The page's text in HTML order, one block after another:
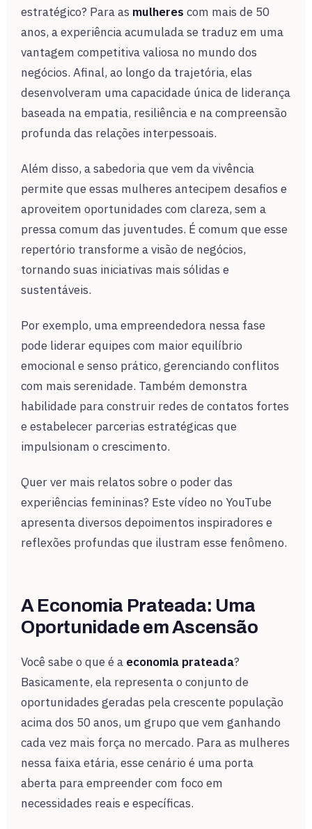
estratégico? Para as mulheres com mais de 50
anos, a experiência acumulada se traduz em uma
vantagem competitiva valiosa no mundo dos
negócios. Afinal, ao longo da trajetória, elas
desenvolveram uma capacidade única de liderança
baseada na empatia, resiliência e na compreensão
profunda das relações interpessoais.
Além disso, a sabedoria que vem da vivência
permite que essas mulheres antecipem desafios e
aproveitem oportunidades com clareza, sem a
pressa comum das juventudes. É comum que esse
repertório transforme a visão de negócios,
tornando suas iniciativas mais sólidas e
sustentáveis.
Por exemplo, uma empreendedora nessa fase
pode liderar equipes com maior equilíbrio
emocional e senso prático, gerenciando conflitos
com mais serenidade. Também demonstra
habilidade para construir redes de contatos fortes
e estabelecer parcerias estratégicas que
impulsionam o crescimento.
Quer ver mais relatos sobre o poder das
experiências femininas? Este vídeo no YouTube
apresenta diversos depoimentos inspiradores e
reflexões profundas que ilustram esse fenômeno.
A Economia Prateada: Uma
Oportunidade em Ascensão
Você sabe o que é a economia prateada?
Basicamente, ela representa o conjunto de
oportunidades geradas pela crescente população
acima dos 50 anos, um grupo que vem ganhando
cada vez mais força no mercado. Para as mulheres
nessa faixa etária, esse cenário é uma porta
aberta para empreender com foco em
necessidades reais e específicas.